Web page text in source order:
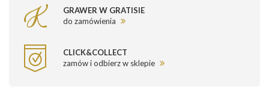
GRAWER W GRATISIE
do zamówienia
CLICK&COLLECT
zamów i odbierz w sklepie